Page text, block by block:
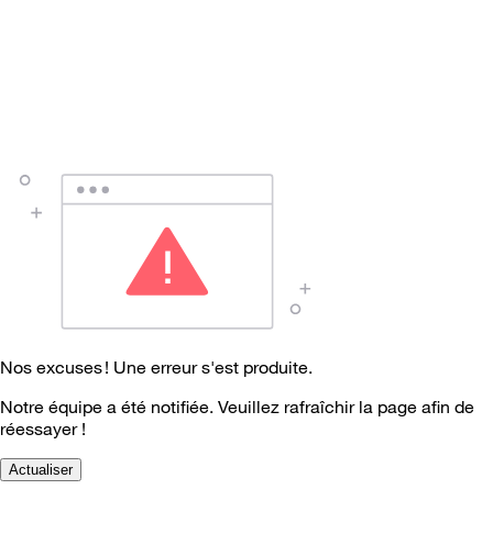
Nos excuses ! Une erreur s'est produite.
Notre équipe a été notifiée. Veuillez rafraîchir la page afin de
réessayer !
Actualiser